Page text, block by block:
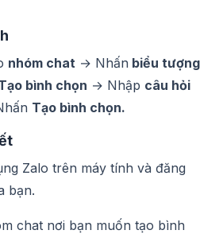
nhóm chat → Nhấn biểu tượng
bình chọn → Nhập câu hỏi
Tạo bình chọn.
Zalo trên máy tính và đăng
bạn.
chat nơi bạn muốn tạo bình